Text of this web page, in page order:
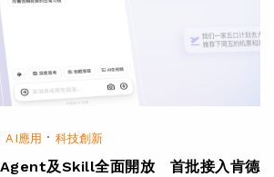
AI應用 · 科技創新
及Skill全面開放 首批接入肯德